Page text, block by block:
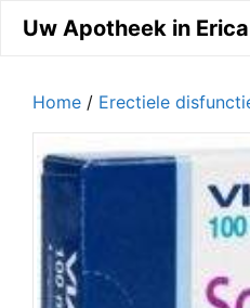
naar
inhoud
Uw Apotheek in Erica
Home / Erectiele